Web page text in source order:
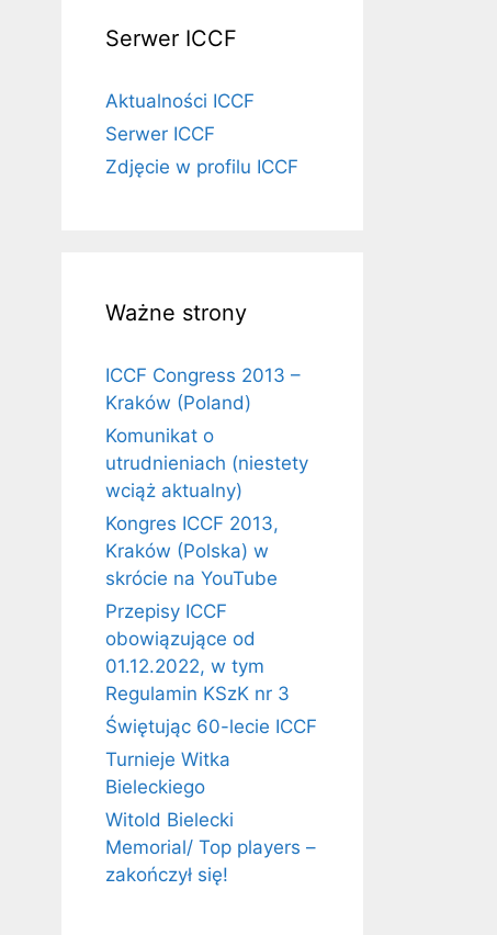
Serwer ICCF
Aktualności ICCF
Serwer ICCF
Zdjęcie w profilu ICCF
Ważne strony
ICCF Congress 2013 –
Kraków (Poland)
Komunikat o
utrudnieniach (niestety
wciąż aktualny)
Kongres ICCF 2013,
Kraków (Polska) w
skrócie na YouTube
Przepisy ICCF
obowiązujące od
01.12.2022, w tym
Regulamin KSzK nr 3
Świętując 60-lecie ICCF
Turnieje Witka
Bieleckiego
Witold Bielecki
Memorial/ Top players –
zakończył się!